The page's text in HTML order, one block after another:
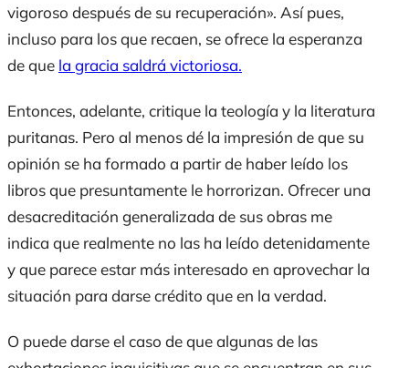
vigoroso después de su recuperación». Así pues,
incluso para los que recaen, se ofrece la esperanza
de que la gracia saldrá victoriosa.
Entonces, adelante, critique la teología y la literatura
puritanas. Pero al menos dé la impresión de que su
opinión se ha formado a partir de haber leído los
libros que presuntamente le horrorizan. Ofrecer una
desacreditación generalizada de sus obras me
indica que realmente no las ha leído detenidamente
y que parece estar más interesado en aprovechar la
situación para darse crédito que en la verdad.
O puede darse el caso de que algunas de las